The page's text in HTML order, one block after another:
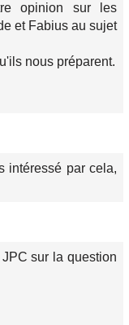
opinion sur les
et Fabius au sujet
nous préparent.
intéressé par cela,
sur la question